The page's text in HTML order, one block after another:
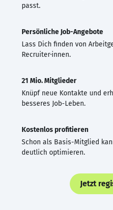
passt.
Persönliche Job-Angebote
Lass Dich finden von
Recruiter·innen.
21 Mio. Mitglieder
Knüpf neue Kontakte und
besseres Job-Leben.
Kostenlos profitieren
Schon als Basis-Mitglied
deutlich optimieren.
Jetzt